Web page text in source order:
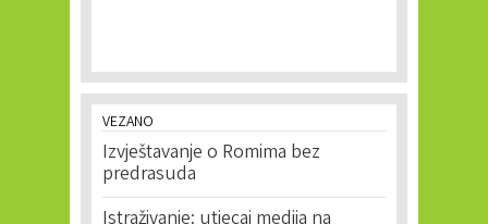
VEZANO
Izvještavanje o Romima bez
predrasuda